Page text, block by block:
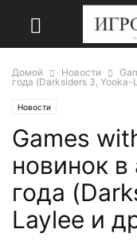
Домой Новости
года (Darksiders 3, Yooka-
Новости
Games
новинок в
года
Laylee и